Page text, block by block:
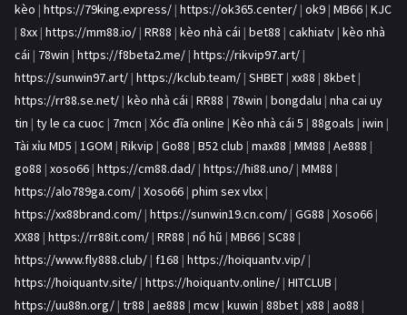
kèo | https://79king.express/ | https://ok365.center/ | ok9 | MB66 | KJC
| 8xx | https://mm88.io/ | RR88 | kèo nhà cái | bet88 | cakhiatv | kèo nhà
cái | 78win | https://f8beta2.me/ | https://rikvip97.art/ |
https://sunwin97.art/ | https://kclub.team/ | SHBET | xx88 | 8kbet |
https://rr88.se.net/ | kèo nhà cái | RR88 | 78win | bongdalu | nha cai uy
tin | ty le ca cuoc | 7mcn | Xóc đĩa online | Kèo nhà cái 5 | 88goals | iwin |
Tài xỉu MD5 | 1GOM | Rikvip | Go88 | B52 club | max88 | MM88 | Ae888 |
go88 | xoso66 | https://cm88.dad/ | https://hi88.uno/ | MM88 |
https://alo789ga.com/ | Xoso66 | phim sex vlxx |
https://xx88brand.com/ | https://sunwin19.cn.com/ | GG88 | Xoso66 |
XX88 | https://rr88it.com/ | RR88 | nổ hũ | MB66 | SC88 |
https://www.fly888.club/ | f168 | https://hoiquantv.vip/ |
https://hoiquantv.site/ | https://hoiquantv.online/ | HITCLUB |
https://uu88n.org/ | tr88 | ae888 | mcw | kuwin | 88bet | x88 | ao88 |